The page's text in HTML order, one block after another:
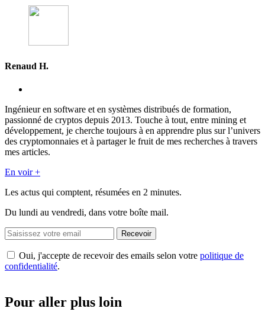
Renaud H.
Ingénieur en software et en systèmes distribués de formation,
passionné de cryptos depuis 2013. Touche à tout, entre mining et
développement, je cherche toujours à en apprendre plus sur l’univers
des cryptomonnaies et à partager le fruit de mes recherches à travers
mes articles.
En voir +
Les actus qui comptent, résumées en 2 minutes.
Du lundi au vendredi, dans votre boîte mail.
Recevoir
Oui, j'accepte de recevoir des emails selon votre politique de
confidentialité.
Pour aller plus loin